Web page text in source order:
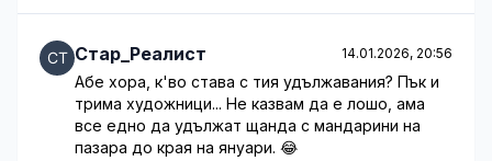
Стар_Реалист 14.01.2026, 20:56
Абе хора, к'во става с тия удължавания? Пък и
трима художници... Не казвам да е лошо, ама
все едно да удължат щанда с мандарини на
пазара до края на януари. 😂